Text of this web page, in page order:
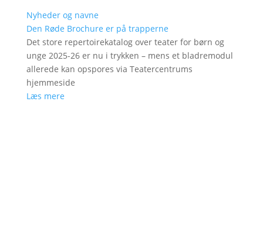
Nyheder og navne
Den Røde Brochure er på trapperne
Det store repertoirekatalog over teater for børn og
unge 2025-26 er nu i trykken – mens et bladremodul
allerede kan opspores via Teatercentrums
hjemmeside
Læs mere